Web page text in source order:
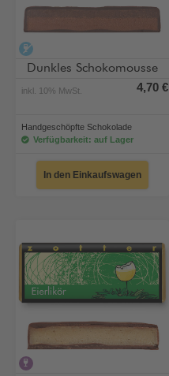
Dunkles Schokomousse
inkl. 10% MwSt. 4,70 €
Handgeschöpfte Schokolade
Verfügbarkeit: auf Lager
In den Einkaufswagen